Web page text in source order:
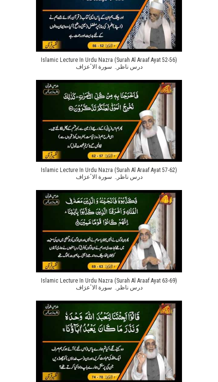
Islamic Lecture In Urdu Nazra (Surah Al Araaf Ayat 52-56)
درس ناظرہ سورة الاٴعرَاف
Islamic Lecture In Urdu Nazra (Surah Al Araaf Ayat 57-62)
درس ناظرہ سورة الاٴعرَاف
Islamic Lecture In Urdu Nazra (Surah Al Araaf Ayat 63-69)
درس ناظرہ سورة الاٴعرَاف